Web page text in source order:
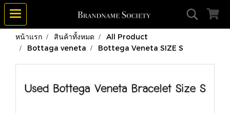
หน้าแรก สินค้าทั้งหมด
All Product
Bottaga veneta
Bottega Veneta SIZE S